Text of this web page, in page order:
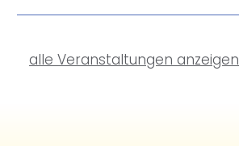
alle Veranstaltungen anzeigen